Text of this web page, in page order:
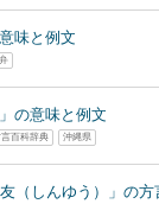
味と例文
の意味と例文
百科辞典 沖縄県
（しんゆう）」の方